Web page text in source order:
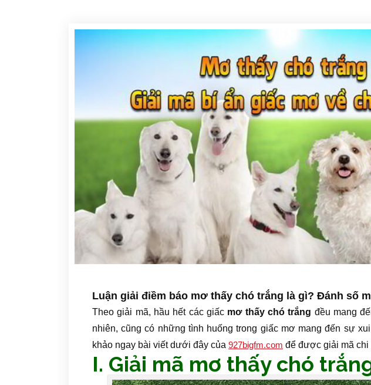
Luận giải điềm báo mơ thấy chó trắng là gì? Đánh số
Theo giải mã, hầu hết các giấc mơ thấy chó trắng đều mang
nhiên, cũng có những tình huống trong giấc mơ mang đến sự
khảo ngay bài viết dưới đây của 927bigfm.com để được giải mã chi
I. Giải mã mơ thấy chó